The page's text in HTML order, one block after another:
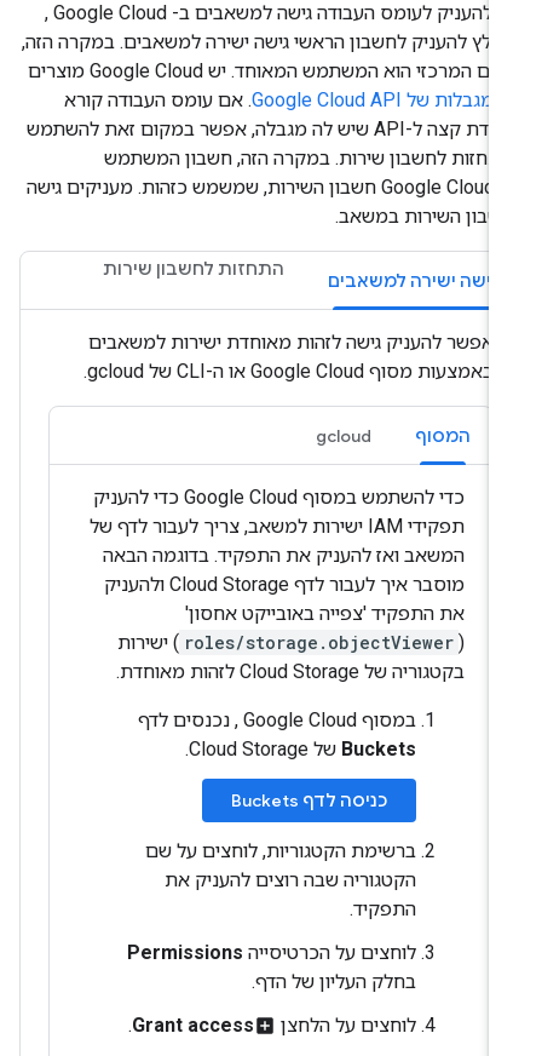
כדי להעניק לעומס העבודה גישה למשאבים ב- Google Cloud ,
להעניק לחשבון הראשי גישה ישירה למשאבים. במקרה הזה,
הגורם המרכזי הוא המשתמש המאוחד. יש Google Cloud מוצרים
מגבלות של Google Cloud API
. אם עומס העבודה קורא
לנקודת קצה ל-API שיש לה מגבלה, אפשר במקום זאת להשתמש
לחשבון שירות. במקרה הזה, חשבון המשתמש
הואGoogle Cloud חשבון השירות, שמשמש כזהות. מעניקים גישה
השירות במשאב.
גישה ישירה למשאבים
התחזות לחשבון שירות
אפשר להעניק גישה לזהות מאוחדת ישירות למשאבים
באמצעות מסוף Google Cloud או ה-CLI של gcloud.
המסוף gcloud
כדי להשתמש במסוף Google Cloud כדי להעניק
תפקידי IAM ישירות למשאב, צריך לעבור לדף של
המשאב ואז להעניק את התפקיד. בדוגמה הבאה
מוסבר איך לעבור לדף Cloud Storage ולהעניק
את התפקיד 'צפייה באובייקט אחסון'
roles/storage.objectViewer ) ישירות
בקטגוריה של Cloud Storage לזהות מאוחדת.
במסוף Google Cloud , נכנסים לדף
Bucketsשל Cloud Storage.
כניסה לדף Buckets
ברשימת הקטגוריות, לוחצים על שם
הקטגוריה שבה רוצים להעניק את
התפקיד.
לוחצים על הכרטיסייהPermissions
בחלק העליון של הדף.
לוחצים על הלחצןadd_box
Grant access
.